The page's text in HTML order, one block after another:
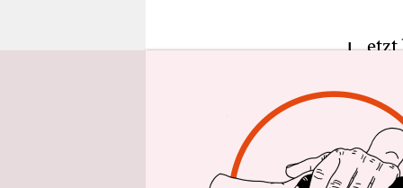
J etzt
bin
diesen
nach
Kaiser,